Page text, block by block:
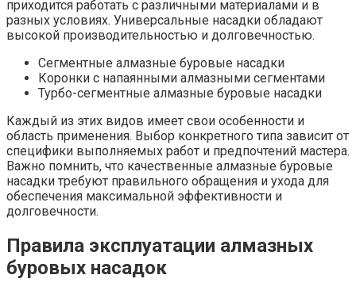
приходится работать с различными материалами и в
разных условиях. Универсальные насадки обладают
высокой производительностью и долговечностью.
Сегментные алмазные буровые насадки
Коронки с напаянными алмазными сегментами
Турбо-сегментные алмазные буровые насадки
Каждый из этих видов имеет свои особенности и
область применения. Выбор конкретного типа зависит от
специфики выполняемых работ и предпочтений мастера.
Важно помнить, что качественные алмазные буровые
насадки требуют правильного обращения и ухода для
обеспечения максимальной эффективности и
долговечности.
Правила эксплуатации алмазных
буровых насадок